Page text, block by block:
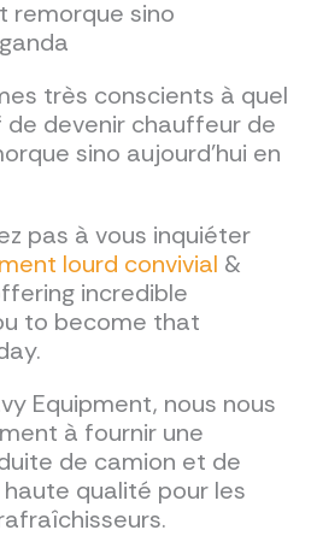
remorque sino
très conscients à quel
devenir chauffeur de
sino aujourd'hui en
pas à vous inquiéter
lourd convivial &
incredible
to become that
Equipment, nous nous
à fournir une
de camion et de
qualité pour les